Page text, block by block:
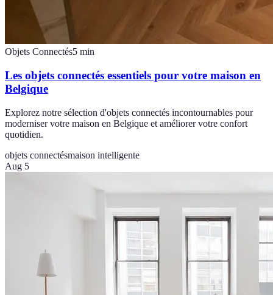
Objets Connectés5 min
Les objets connectés essentiels pour votre maison en
Belgique
Explorez notre sélection d'objets connectés incontournables pour
moderniser votre maison en Belgique et améliorer votre confort
quotidien.
objets connectésmaison intelligente
Aug 5